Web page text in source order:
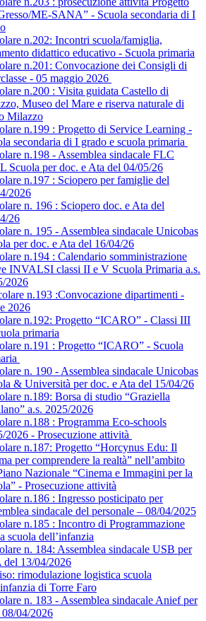
ME-SANA” - Scuola secondaria di I
n.202: Incontri scuola/famiglia,
didattico educativo - Scuola primaria
n.201: Convocazione dei Consigli di
- 05 maggio 2026
n.200 : Visita guidata Castello di
Museo del Mare e riserva naturale di
Milazzo
n.199 : Progetto di Service Learning -
secondaria di I grado e scuola primaria
n.198 - Assemblea sindacale FLC
Scuola per doc. e Ata del 04/05/26
n.197 : Sciopero per famiglie del
2026
n. 196 : Sciopero doc. e Ata del
26
n. 195 - Assemblea sindacale Unicobas
per doc. e Ata del 16/04/26
n.194 : Calendario somministrazione
INVALSI classi II e V Scuola Primaria a.s.
2026
n.193 :Convocazione dipartimenti -
2026
n.192: Progetto “ICARO” - Classi III
primaria
n.191 : Progetto “ICARO” - Scuola
n. 190 - Assemblea sindacale Unicobas
& Università per doc. e Ata del 15/04/26
n.189: Borsa di studio “Graziella
a.s. 2025/2026
n.188 : Programma Eco-schools
2026 - Prosecuzione attività
n.187: Progetto “Horcynus Edu: Il
per comprendere la realtà” nell’ambito
Nazionale “Cinema e Immagini per la
- Prosecuzione attività
n.186 : Ingresso posticipato per
sindacale del personale – 08/04/2025
n.185 : Incontro di Programmazione
scuola dell’infanzia
n. 184: Assemblea sindacale USB per
del 13/04/2026
rimodulazione logistica scuola
di Torre Faro
n. 183 - Assemblea sindacale Anief per
04/2026